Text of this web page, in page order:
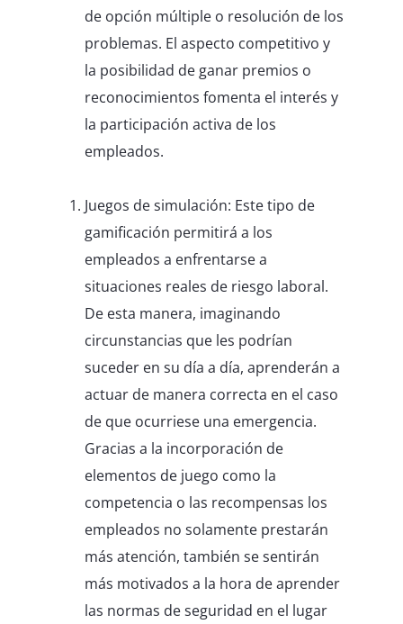
de opción múltiple o resolución de los
problemas. El aspecto competitivo y
la posibilidad de ganar premios o
reconocimientos fomenta el interés y
la participación activa de los
empleados.
Juegos de simulación: Este tipo de
gamificación permitirá a los
empleados a enfrentarse a
situaciones reales de riesgo laboral.
De esta manera, imaginando
circunstancias que les podrían
suceder en su día a día, aprenderán a
actuar de manera correcta en el caso
de que ocurriese una emergencia.
Gracias a la incorporación de
elementos de juego como la
competencia o las recompensas los
empleados no solamente prestarán
más atención, también se sentirán
más motivados a la hora de aprender
las normas de seguridad en el lugar